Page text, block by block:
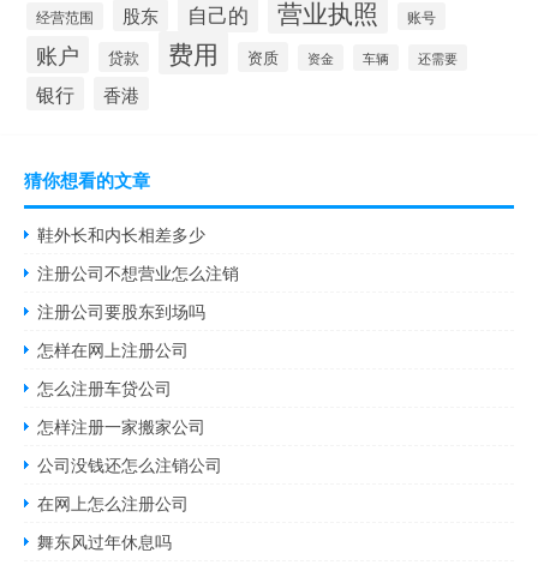
经营范围 股东 自己的 营业执照 账号
账户 贷款 费用 资质 资金 车辆 还需要
银行 香港
猜你想看的文章
鞋外长和内长相差多少
注册公司不想营业怎么注销
注册公司要股东到场吗
怎样在网上注册公司
怎么注册车贷公司
怎样注册一家搬家公司
公司没钱还怎么注销公司
在网上怎么注册公司
舞东风过年休息吗